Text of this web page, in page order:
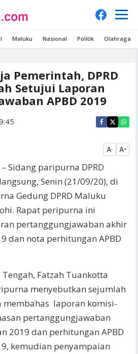
Maluku Nasional Politik Olahraga
Pemerintah, DPRD
Setujui Laporan
APBD 2019
A- A+
– Sidang paripurna DPRD
Senin (21/09/20), di
Gedung DPRD Maluku
Rapat peripurna ini
pertanggungjawaban akhir
dan nota perhitungan APBD
Fatzah Tuankotta
menyebutkan sejumlah
membahas laporan komisi-
pertanggungjawaban
2019 dan perhitungan APBD
kemudian penyampaian